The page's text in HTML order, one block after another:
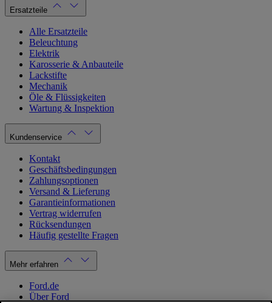
Ersatzteile
Alle Ersatzteile
Beleuchtung
Elektrik
Karosserie & Anbauteile
Lackstifte
Mechanik
Öle & Flüssigkeiten
Wartung & Inspektion
Kundenservice
Kontakt
Geschäftsbedingungen
Zahlungsoptionen
Versand & Lieferung
Garantieinformationen
Vertrag widerrufen
Rücksendungen
Häufig gestellte Fragen
Mehr erfahren
Ford.de
Über Ford